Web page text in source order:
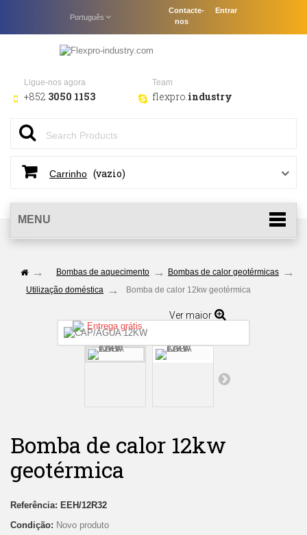
Entrar
Português
Contacte-
nos
Ligue-nos agora
+852 3050 1153
Team
flexpro.industry
Carrinho (vazio)
MENU
Bombas de aquecimento
Bombas de calor geotérmicas
Utilização doméstica
Bomba de calor 12kw geotérmica
Ver maior
Entrega grátis
Bomba de calor 12kw
geotérmica
Referência: EEH/12R32
Condição: Novo produto